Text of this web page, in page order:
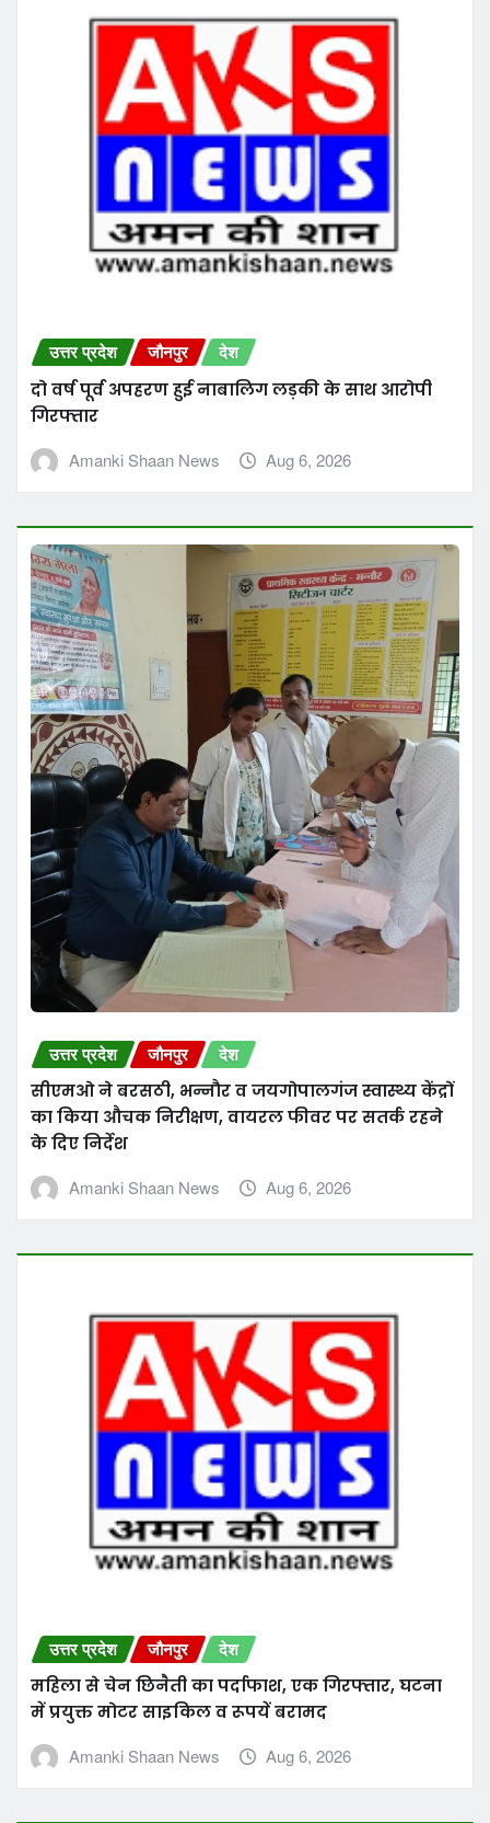
उत्तर प्रदेश जौनपुर देश
दो वर्ष पूर्व अपहरण हुई नाबालिग लड़की के साथ आरोपी
गिरफ्तार
Amanki Shaan News
Aug 6, 2026
उत्तर प्रदेश जौनपुर देश
सीएमओ ने बरसठी, भन्नौर व जयगोपालगंज स्वास्थ्य केंद्रों
का किया औचक निरीक्षण, वायरल फीवर पर सतर्क रहने
के दिए निर्देश
Amanki Shaan News
Aug 6, 2026
उत्तर प्रदेश जौनपुर देश
महिला से चेन छिनैती का पर्दाफाश, एक गिरफ्तार, घटना
में प्रयुक्त मोटर साइकिल व रूपयें बरामद
Amanki Shaan News
Aug 6, 2026